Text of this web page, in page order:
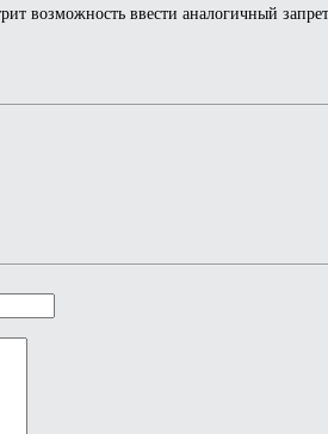
возможность ввести аналогичный